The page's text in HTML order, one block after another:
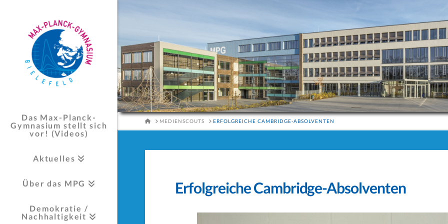
Das Max-Planck-
Gymnasium stellt sich
vor! (Videos)
Aktuelles
Über das MPG
Demokratie /
Nachhaltigkeit
HOMEMEDIENSCOUTS ERFOLGREICHE CAMBRIDGE-ABSOLVENTEN
Erfolgreiche Cambridge-Absolventen